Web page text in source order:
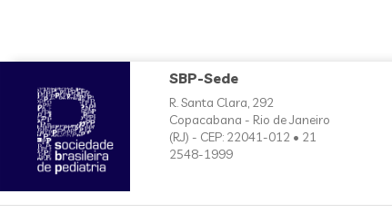
SBP-Sede
R. Santa Clara, 292
Copacabana - Rio de Janeiro
(RJ) - CEP: 22041-012 • 21
2548-1999